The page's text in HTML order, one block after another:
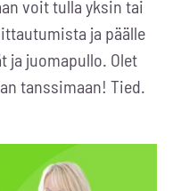
voit tulla yksin tai
ja päälle
ja juomapullo. Olet
tanssimaan! Tied.